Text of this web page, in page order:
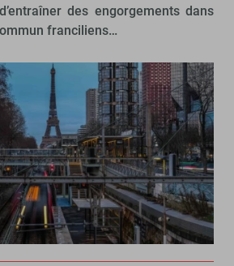
des engorgements dans
franciliens…